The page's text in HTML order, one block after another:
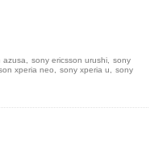
azusa sony ericsson urushi
sony
xperia neo sony xperia u
sony